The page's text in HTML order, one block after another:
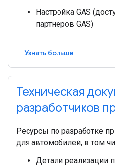
Настройка GAS
партнеров GAS)
Узнать больше
Техническая
разработчиков
Ресурсы по разработке
для автомобилей, в том
Детали реализации